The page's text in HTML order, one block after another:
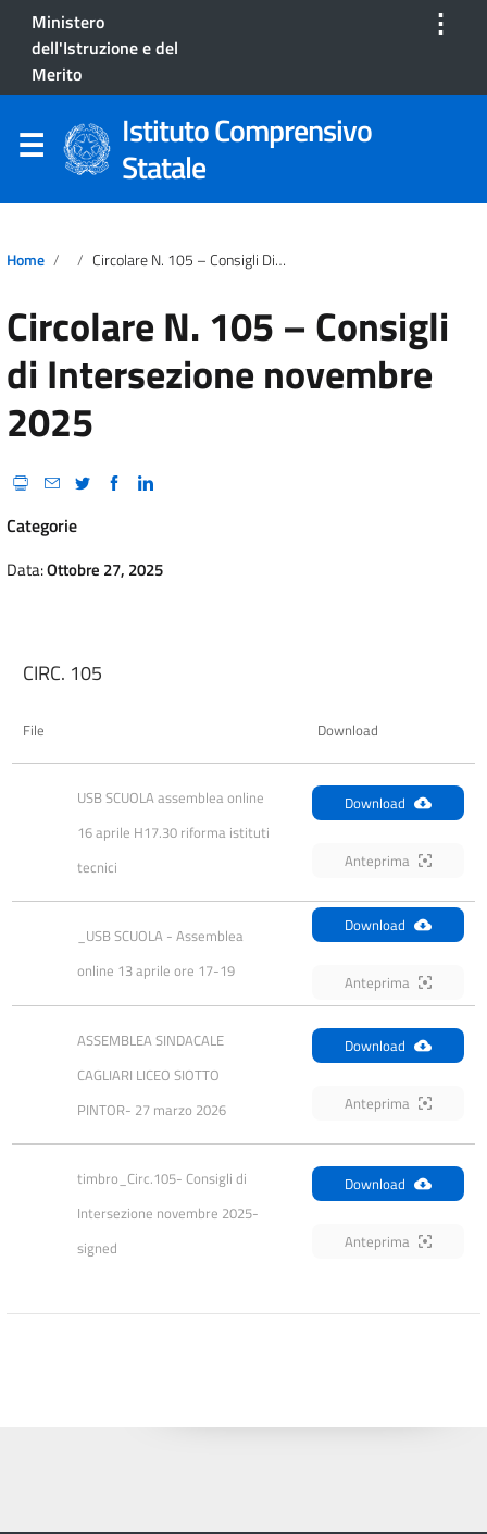
Ministero
dell'Istruzione e del
Merito
⋮
Istituto Comprensivo
Statale
Home Circolare N. 105 – Consigli Di Intersezione Novembre 2025
Circolare N. 105 – Consigli
di Intersezione novembre
2025
Categorie
Data:Ottobre 27, 2025
CIRC. 105
File Download
USB SCUOLA assemblea online
16 aprile H17.30 riforma istituti
tecnici
Download
Anteprima
_USB SCUOLA - Assemblea
online 13 aprile ore 17-19
Download
Anteprima
ASSEMBLEA SINDACALE
CAGLIARI LICEO SIOTTO
PINTOR- 27 marzo 2026
Download
Anteprima
timbro_Circ.105- Consigli di
Intersezione novembre 2025-
signed
Download
Anteprima